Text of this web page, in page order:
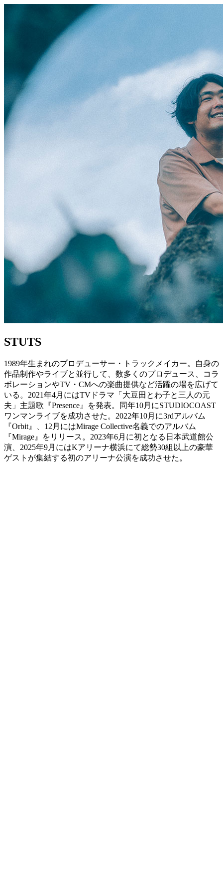
STUTS
1989年生まれのプロデューサー・トラックメイカー。自身の
作品制作やライブと並行して、数多くのプロデュース、コラ
ボレーションやTV・CMへの楽曲提供など活躍の場を広げて
いる。2021年4月にはTVドラマ「大豆田とわ子と三人の元
夫」主題歌『Presence』を発表。同年10月にSTUDIOCOAST
ワンマンライブを成功させた。2022年10月に3rdアルバム
『Orbit』、12月にはMirage Collective名義でのアルバム
『Mirage』をリリース。2023年6月に初となる日本武道館公
演、2025年9月にはKアリーナ横浜にて総勢30組以上の豪華
ゲストが集結する初のアリーナ公演を成功させた。